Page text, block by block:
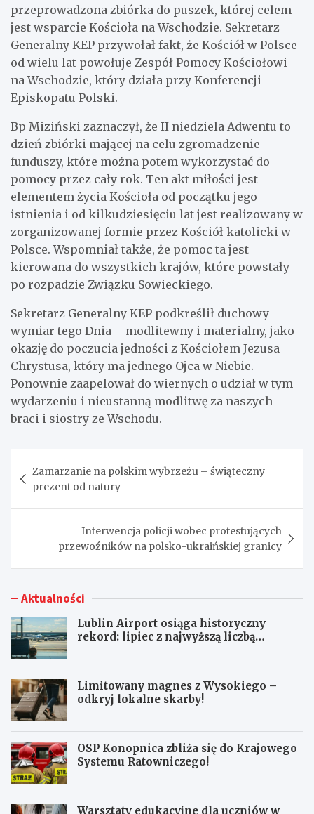
przeprowadzona zbiórka do puszek, której celem
jest wsparcie Kościoła na Wschodzie. Sekretarz
Generalny KEP przywołał fakt, że Kościół w Polsce
od wielu lat powołuje Zespół Pomocy Kościołowi
na Wschodzie, który działa przy Konferencji
Episkopatu Polski.
Bp Miziński zaznaczył, że II niedziela Adwentu to
dzień zbiórki mającej na celu zgromadzenie
funduszy, które można potem wykorzystać do
pomocy przez cały rok. Ten akt miłości jest
elementem życia Kościoła od początku jego
istnienia i od kilkudziesięciu lat jest realizowany w
zorganizowanej formie przez Kościół katolicki w
Polsce. Wspomniał także, że pomoc ta jest
kierowana do wszystkich krajów, które powstały
po rozpadzie Związku Sowieckiego.
Sekretarz Generalny KEP podkreślił duchowy
wymiar tego Dnia – modlitewny i materialny, jako
okazję do poczucia jedności z Kościołem Jezusa
Chrystusa, który ma jednego Ojca w Niebie.
Ponownie zaapelował do wiernych o udział w tym
wydarzeniu i nieustanną modlitwę za naszych
braci i siostry ze Wschodu.
wpisu
Zamarzanie na polskim wybrzeżu – świąteczny
prezent od natury
Interwencja policji wobec protestujących
przewoźników na polsko-ukraińskiej granicy
Aktualności
Lublin Airport osiąga historyczny
rekord: lipiec z najwyższą liczbą
Limitowany magnes z Wysokiego –
odkryj lokalne skarby!
OSP Konopnica zbliża się do Krajowego
Systemu Ratowniczego!
Warsztaty edukacyjne dla uczniów w